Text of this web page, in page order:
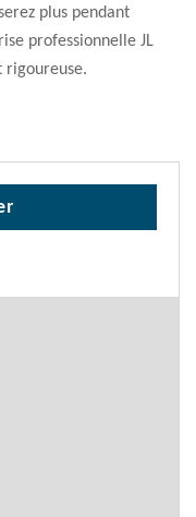
plus pendant
professionnelle JL
rigoureuse.